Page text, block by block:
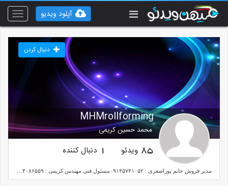
Toggle
آپلود ویدیو
MHMrollforming
محمد حسین کریمی
دنبال کردن
85 ویدئو 1 دنبال کننده